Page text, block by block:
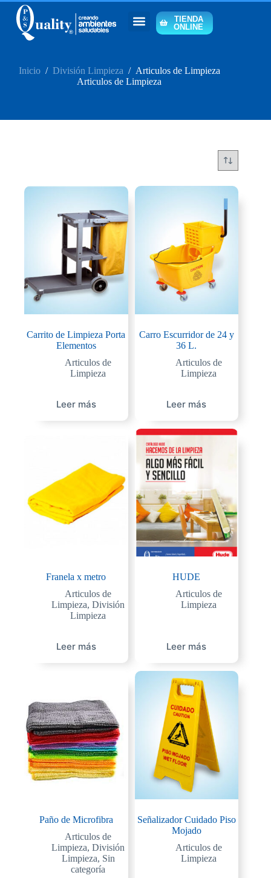
TIENDA
ONLINE
Inicio / División Limpieza / Articulos de Limpieza
Articulos de Limpieza
Carrito de Limpieza Porta
Elementos
Articulos de
Limpieza
Leer más
Carro Escurridor de 24 y
36 L.
Articulos de
Limpieza
Leer más
Franela x metro
Articulos de
Limpieza,División
Limpieza
Leer más
HUDE
Articulos de
Limpieza
Leer más
Paño de Microfibra
Articulos de
Limpieza,División
Limpieza, Sin
categoría
Señalizador Cuidado Piso
Mojado
Articulos de
Limpieza